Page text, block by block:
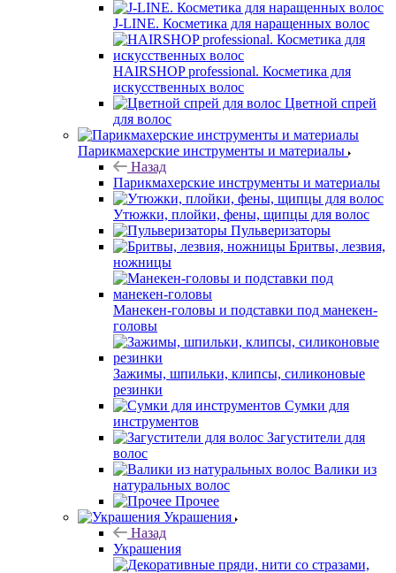
J-LINE. Косметика для наращенных волос
HAIRSHOP professional. Косметика для
искусственных волос
Цветной спрей
для волос
Парикмахерские инструменты и материалы
Назад
Парикмахерские инструменты и материалы
Утюжки, плойки, фены, щипцы для волос
Пульверизаторы
Бритвы, лезвия,
ножницы
Манекен-головы и подставки под манекен-
головы
Зажимы, шпильки, клипсы, силиконовые
резинки
Сумки для
инструментов
Загустители для
волос
Валики из
натуральных волос
Прочее
Украшения
Назад
Украшения